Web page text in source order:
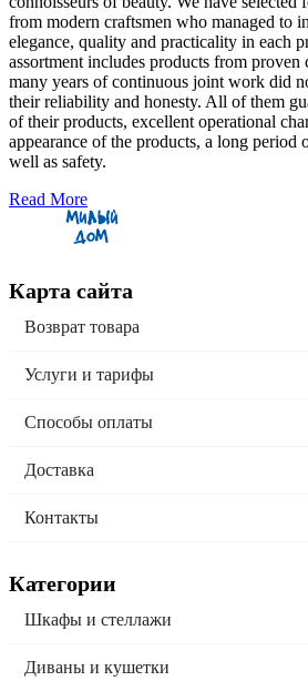
from modern craftsmen who managed to
elegance, quality and practicality in each
assortment includes products from
many years of continuous joint work did
their reliability and honesty. All of them
of their products, excellent operational
appearance of the products, a long period
well as safety.
Read More
Карта сайта
Возврат товара
Услуги и тарифы
Способы оплаты
Доставка
Контакты
Категории
Шкафы и стеллажи
Диваны и кушетки